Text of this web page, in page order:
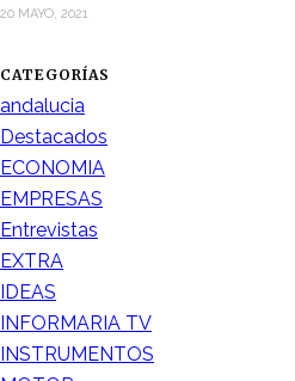
20 MAYO, 2021
CATEGORÍAS
andalucia
Destacados
ECONOMIA
EMPRESAS
Entrevistas
EXTRA
IDEAS
INFORMARIA TV
INSTRUMENTOS